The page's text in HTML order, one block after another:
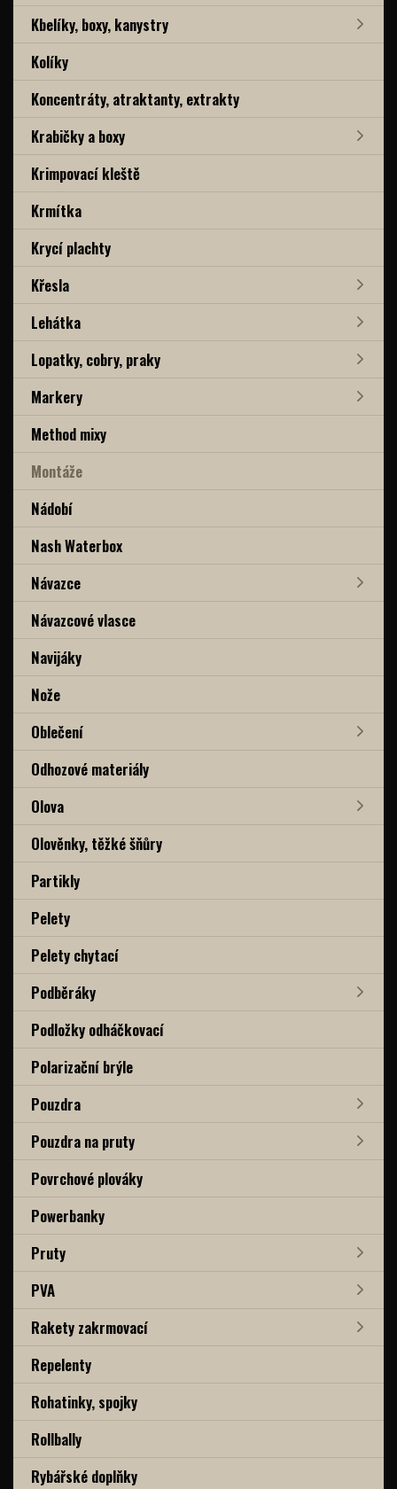
Kbelíky, boxy, kanystry
Kolíky
Koncentráty, atraktanty, extrakty
Krabičky a boxy
Krimpovací kleště
Krmítka
Krycí plachty
Křesla
Lehátka
Lopatky, cobry, praky
Markery
Method mixy
Montáže
Nádobí
Nash Waterbox
Návazce
Návazcové vlasce
Navijáky
Nože
Oblečení
Odhozové materiály
Olova
Olověnky, těžké šňůry
Partikly
Pelety
Pelety chytací
Podběráky
Podložky odháčkovací
Polarizační brýle
Pouzdra
Pouzdra na pruty
Povrchové plováky
Powerbanky
Pruty
PVA
Rakety zakrmovací
Repelenty
Rohatinky, spojky
Rollbally
Rybářské doplňky